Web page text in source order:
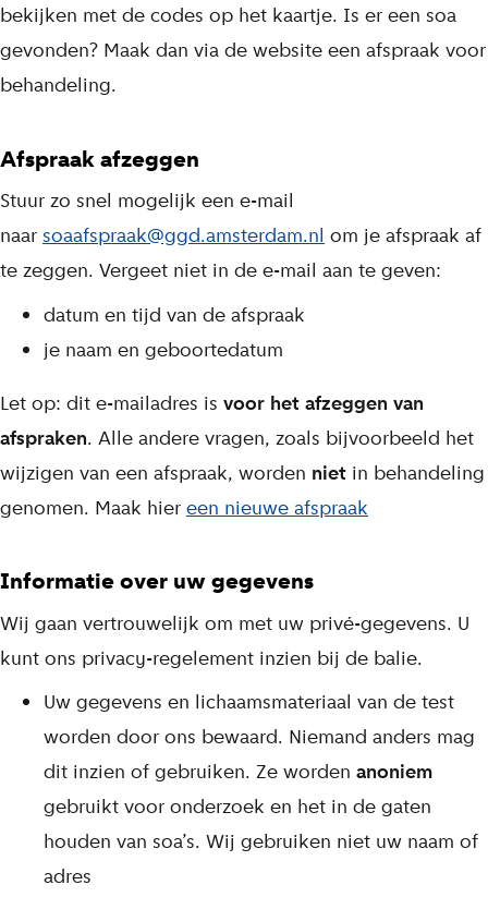
bekijken met de codes op het kaartje. Is er een soa
gevonden? Maak dan via de website een afspraak voor
behandeling.
Afspraak afzeggen
Stuur zo snel mogelijk een e-mail
naar soaafspraak@ggd.amsterdam.nl om je afspraak af
te zeggen. Vergeet niet in de e-mail aan te geven:
datum en tijd van de afspraak
je naam en geboortedatum
Let op: dit e-mailadres is voor het afzeggen van
afspraken. Alle andere vragen, zoals bijvoorbeeld het
wijzigen van een afspraak, worden niet in behandeling
genomen. Maak hier een nieuwe afspraak
Informatie over uw gegevens
Wij gaan vertrouwelijk om met uw privé-gegevens. U
kunt ons privacy-regelement inzien bij de balie.
Uw gegevens en lichaamsmateriaal van de test
worden door ons bewaard. Niemand anders mag
dit inzien of gebruiken. Ze worden anoniem
gebruikt voor onderzoek en het in de gaten
houden van soa’s. Wij gebruiken niet uw naam of
adres